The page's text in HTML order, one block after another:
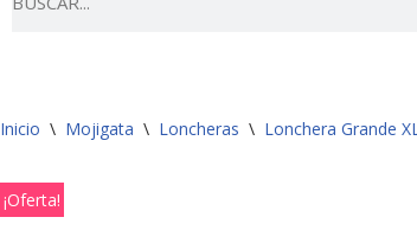
Inicio \ Mojigata \ Loncheras \ Lonchera Grande
¡Oferta!